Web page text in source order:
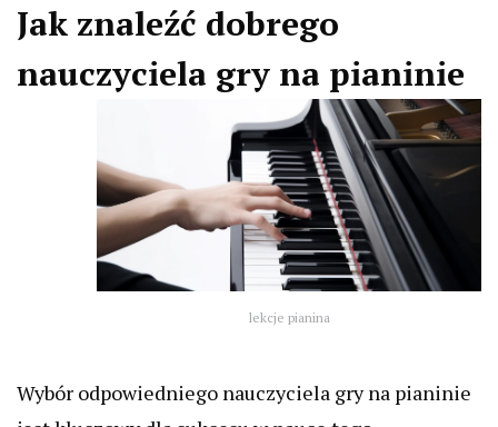
Jak znaleźć dobrego
nauczyciela gry na pianinie
lekcje pianina
Wybór odpowiedniego nauczyciela gry na pianinie